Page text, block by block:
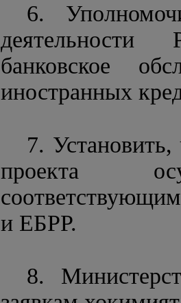
6.
деятельности
банковское
иностранных
7.
проекта
и ЕБРР.
8.